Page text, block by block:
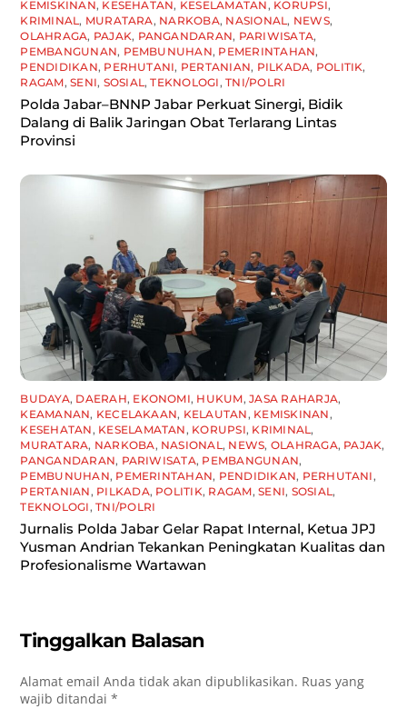
KEMISKINAN, KESEHATAN, KESELAMATAN, KORUPSI,
KRIMINAL, MURATARA, NARKOBA, NASIONAL, NEWS,
OLAHRAGA, PAJAK, PANGANDARAN, PARIWISATA,
PEMBANGUNAN, PEMBUNUHAN, PEMERINTAHAN,
PENDIDIKAN, PERHUTANI, PERTANIAN, PILKADA, POLITIK,
RAGAM,SENI, SOSIAL,TEKNOLOGI,TNI/POLRI
Polda Jabar–BNNP Jabar Perkuat Sinergi, Bidik
Dalang di Balik Jaringan Obat Terlarang Lintas
Provinsi
BUDAYA, DAERAH, EKONOMI, HUKUM,JASA RAHARJA,
KEAMANAN, KECELAKAAN, KELAUTAN, KEMISKINAN,
KESEHATAN, KESELAMATAN, KORUPSI, KRIMINAL,
MURATARA, NARKOBA, NASIONAL, NEWS, OLAHRAGA, PAJAK,
PANGANDARAN, PARIWISATA, PEMBANGUNAN,
PEMBUNUHAN, PEMERINTAHAN, PENDIDIKAN, PERHUTANI,
PERTANIAN, PILKADA, POLITIK, RAGAM,SENI, SOSIAL,
TEKNOLOGI,TNI/POLRI
Jurnalis Polda Jabar Gelar Rapat Internal, Ketua JPJ
Yusman Andrian Tekankan Peningkatan Kualitas dan
Profesionalisme Wartawan
Tinggalkan Balasan
Alamat email Anda tidak akan dipublikasikan. Ruas yang
wajib ditandai*